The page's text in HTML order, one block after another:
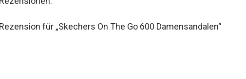
für „Skechers On The Go 600 Damensandalen“